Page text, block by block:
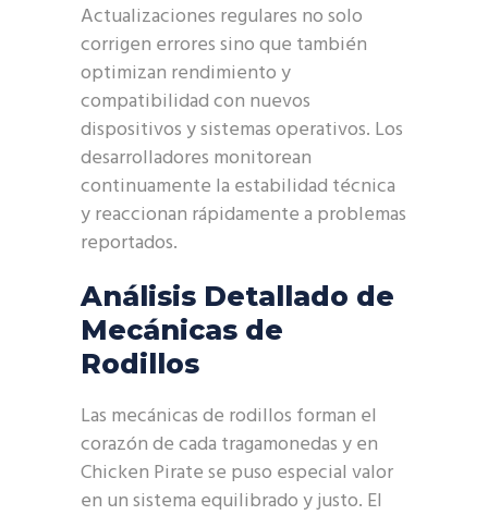
Actualizaciones regulares no solo
corrigen errores sino que también
optimizan rendimiento y
compatibilidad con nuevos
dispositivos y sistemas operativos. Los
desarrolladores monitorean
continuamente la estabilidad técnica
y reaccionan rápidamente a problemas
reportados.
Análisis Detallado de
Mecánicas de
Rodillos
Las mecánicas de rodillos forman el
corazón de cada tragamonedas y en
Chicken Pirate se puso especial valor
en un sistema equilibrado y justo. El